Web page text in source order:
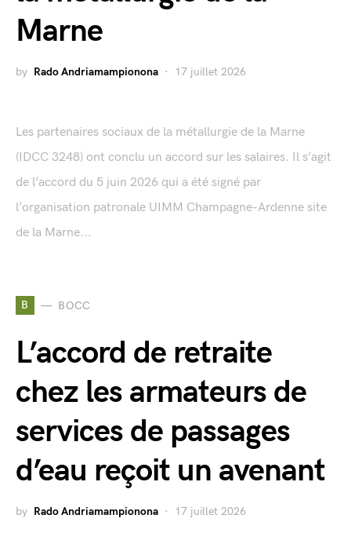
Marne
by Rado Andriamampionona 17 juillet 2026
Les partenaires sociaux de la métallurgie de la Marne
(IDCC 3248) ont conclu un accord sur les salaires. Il s’agit
de l’accord du 5 juin 2026 qui a été signé par
l’organisation patronale UIMM Champagne-Ardenne site
de la Marne...
B BOCC
L’accord de retraite
chez les armateurs de
services de passages
d’eau reçoit un avenant
by Rado Andriamampionona 17 juillet 2026